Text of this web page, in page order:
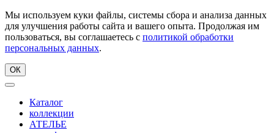
Мы используем куки файлы, системы сбора и анализа данных
для улучшения работы сайта и вашего опыта. Продолжая им
пользоваться, вы соглашаетесь с политикой обработки
персональных данных.
ОК
Каталог
коллекции
АТЕЛЬЕ